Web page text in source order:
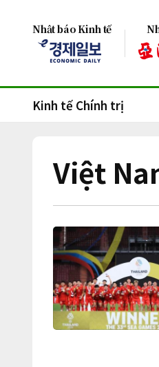
Nhật báo Kinh tế
Kinh tế Chính trị
Việt